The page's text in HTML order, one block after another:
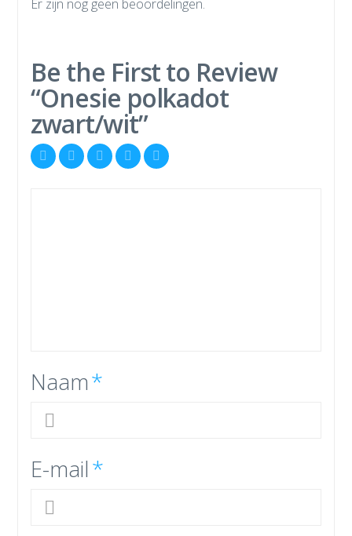
Er zijn nog geen beoordelingen.
Be the First to Review
“Onesie polkadot
zwart/wit”
Naam*
E-mail*